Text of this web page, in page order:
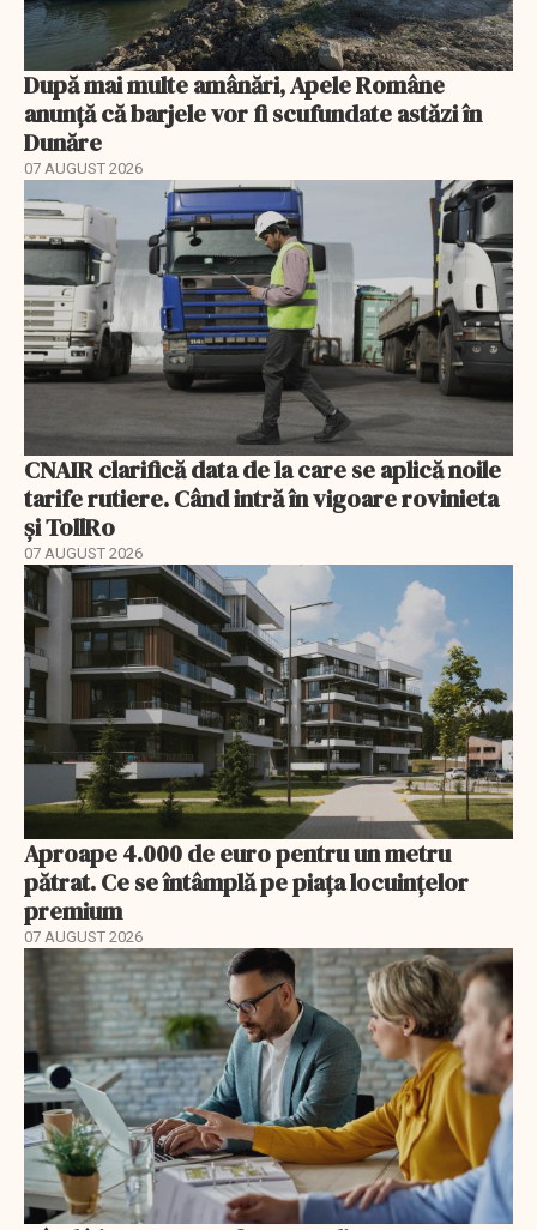
După mai multe amânări, Apele Române
anunță că barjele vor fi scufundate astăzi în
Dunăre
07 AUGUST 2026
CNAIR clarifică data de la care se aplică noile
tarife rutiere. Când intră în vigoare rovinieta
și TollRo
07 AUGUST 2026
Aproape 4.000 de euro pentru un metru
pătrat. Ce se întâmplă pe piața locuințelor
premium
07 AUGUST 2026